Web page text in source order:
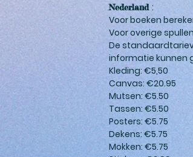
Nederland :
Voor boeken
Voor overige
De
informatie kunnen
Kleding: €5,50
Canvas: €20.95
Mutsen: €5.50
Tassen: €5.50
Posters: €5.75
Dekens: €5.75
Mokken: €5.75